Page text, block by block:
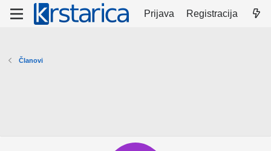
Prijava Registracija
Članovi